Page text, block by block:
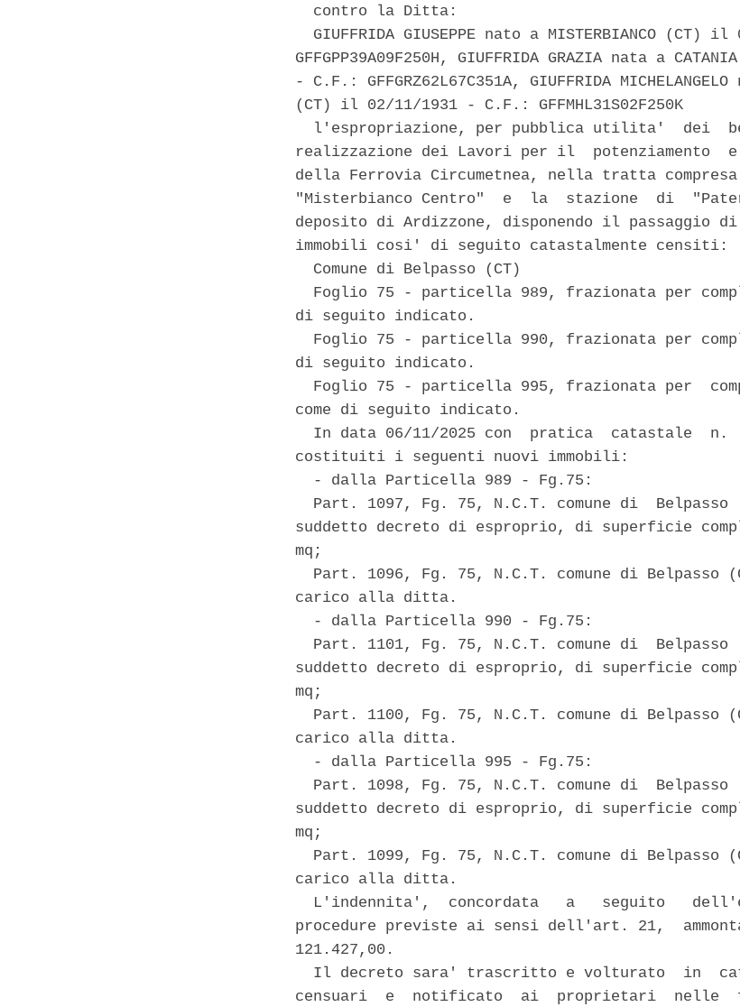
  contro la Ditta:
GIUFFRIDA GIUSEPPE nato a MISTERBIANCO (CT) il
GFFGPP39A09F250H, GIUFFRIDA GRAZIA nata a
- C.F.: GFFGRZ62L67C351A, GIUFFRIDA
(CT) il 02/11/1931 - C.F.: GFFMHL31S02F250K
l'espropriazione, per pubblica utilita'  dei
realizzazione dei Lavori per il  potenziamento
della Ferrovia Circumetnea, nella tratta
"Misterbianco Centro"  e  la  stazione  di
deposito di Ardizzone, disponendo il passaggio
immobili cosi' di seguito catastalmente censiti:
  Comune di Belpasso (CT)
Foglio 75 - particella 989, frazionata per
di seguito indicato.
Foglio 75 - particella 990, frazionata per
di seguito indicato.
Foglio 75 - particella 995, frazionata per
come di seguito indicato.
In data 06/11/2025 con  pratica  catastale  n.
costituiti i seguenti nuovi immobili:
  - dalla Particella 989 - Fg.75:
Part. 1097, Fg. 75, N.C.T. comune di  Belpasso
suddetto decreto di esproprio, di superficie
mq;
Part. 1096, Fg. 75, N.C.T. comune di Belpasso
carico alla ditta.
  - dalla Particella 990 - Fg.75:
Part. 1101, Fg. 75, N.C.T. comune di  Belpasso
suddetto decreto di esproprio, di superficie
mq;
Part. 1100, Fg. 75, N.C.T. comune di Belpasso
carico alla ditta.
  - dalla Particella 995 - Fg.75:
Part. 1098, Fg. 75, N.C.T. comune di  Belpasso
suddetto decreto di esproprio, di superficie
mq;
Part. 1099, Fg. 75, N.C.T. comune di Belpasso
carico alla ditta.
L'indennita',  concordata   a   seguito
procedure previste ai sensi dell'art. 21,
121.427,00.
Il decreto sara' trascritto e volturato  in
censuari  e  notificato  ai  proprietari  nelle